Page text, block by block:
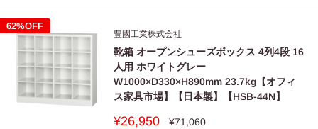
価
格
62%OFF
豊國工業株式会社
靴箱 オープンシューズボックス 4列4段 16
人用 ホワイトグレー
W1000×D330×H890mm 23.7kg【オフィ
ス家具市場】【日本製】【HSB-44N】
販
¥26,950
通
¥71,060